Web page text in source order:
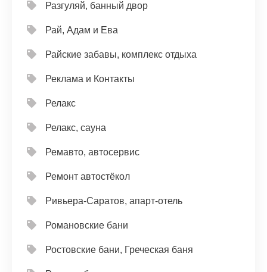
Разгуляй, банный двор
Рай, Адам и Ева
Райские забавы, комплекс отдыха
Реклама и Контакты
Релакс
Релакс, сауна
Ремавто, автосервис
Ремонт автостёкол
Ривьера-Саратов, апарт-отель
Романовские бани
Ростовские бани, Греческая баня